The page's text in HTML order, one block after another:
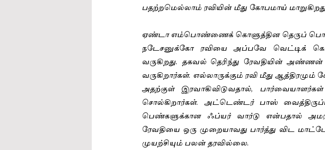
பதற்றமெல்லாம் ரவியின் மீது கோபமாய்
ஏண்டா எம்பொண்ணைக் கொளுத்தின தெருப்
நடேசனுக்கோ ரவியை அப்பவே வெட்டிக்
வருகிறது. தகவல் தெரிந்து ரேவதியின்
வருகிறார்கள். எல்லாருக்கும் ரவி மீது ஆத்திரமும்
அதற்குள் இரவாகிவிடுவதால்,
சொல்கிறார்கள். அட்டெண்டர் பாஸ்
பெண்களுக்கான ஃப்யர் வார்டு என்பதால்
ரேவதியை ஒரு முறையாவது பார்த்து விட
முயற்சியும் பலன் தரவில்லை.